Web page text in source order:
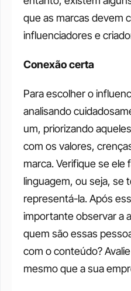
que as marcas devem
influenciadores e
Conexão certa
Para escolher o
analisando
um, priorizando
com os valores,
marca. Verifique se ele
linguagem, ou seja, se
representá-la. Após
importante observar a
quem são essas
com o conteúdo?
mesmo que a sua